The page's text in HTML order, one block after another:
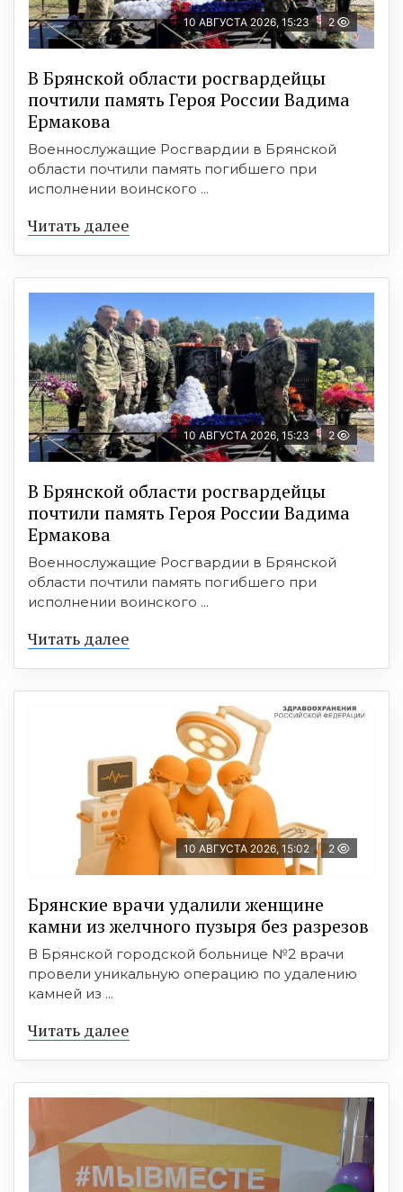
10 АВГУСТА 2026, 15:23 2
В Брянской области росгвардейцы
почтили память Героя России Вадима
Ермакова
Военнослужащие Росгвардии в Брянской
области почтили память погибшего при
исполнении воинского ...
Читать далее
10 АВГУСТА 2026, 15:23 2
В Брянской области росгвардейцы
почтили память Героя России Вадима
Ермакова
Военнослужащие Росгвардии в Брянской
области почтили память погибшего при
исполнении воинского ...
Читать далее
10 АВГУСТА 2026, 15:02 2
Брянские врачи удалили женщине
камни из желчного пузыря без разрезов
В Брянской городской больнице №2 врачи
провели уникальную операцию по удалению
камней из ...
Читать далее